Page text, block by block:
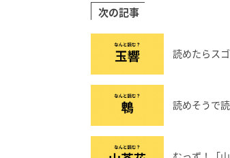
次の記事
読めたらス
読めそうで